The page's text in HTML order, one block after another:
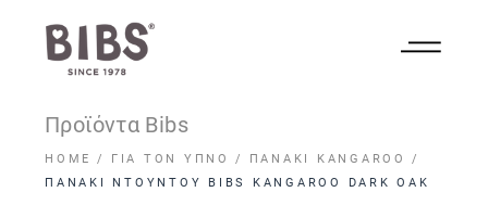
Προϊόντα Bibs
HOME ΓΙΑ ΤΟΝ ΎΠΝΟ
ΠΑΝΆΚΙ KANGAROO
ΠΑΝΑΚΙ NTOYNTOY BIBS KANGAROO DARK OAK